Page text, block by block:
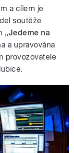
a cílem je
soutěže
„Jedeme na
a upravována
provozovatele